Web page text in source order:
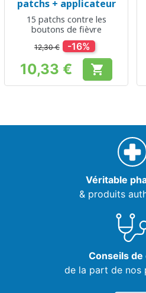
patchs + applicateur
15 patchs contre les
boutons de fièvre
12,30 € -16%
Prix
10,33 € 
Véritable
& produits
Conseils de
de la part de nos